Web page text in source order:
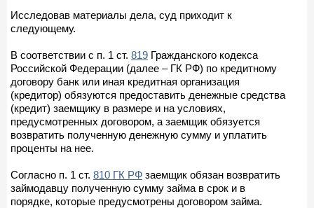
Исследовав материалы дела, суд приходит к
следующему.
В соответствии с п. 1 ст. 819 Гражданского кодекса
Российской Федерации (далее – ГК РФ) по кредитному
договору банк или иная кредитная организация
(кредитор) обязуются предоставить денежные средства
(кредит) заемщику в размере и на условиях,
предусмотренных договором, а заемщик обязуется
возвратить полученную денежную сумму и уплатить
проценты на нее.
Согласно п. 1 ст. 810 ГК РФ заемщик обязан возвратить
займодавцу полученную сумму займа в срок и в
порядке, которые предусмотрены договором займа.